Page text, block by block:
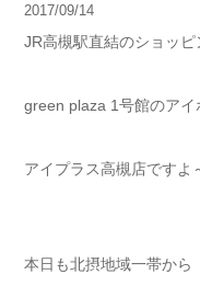
2017/09/14
JR高槻駅直結のショッピ
green plaza 1号館のアイ
アイプラス高槻店ですよ
本日も北摂地域一帯から